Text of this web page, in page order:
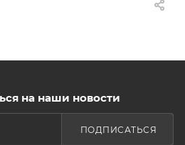
на наши новости
ПОДПИСАТЬСЯ